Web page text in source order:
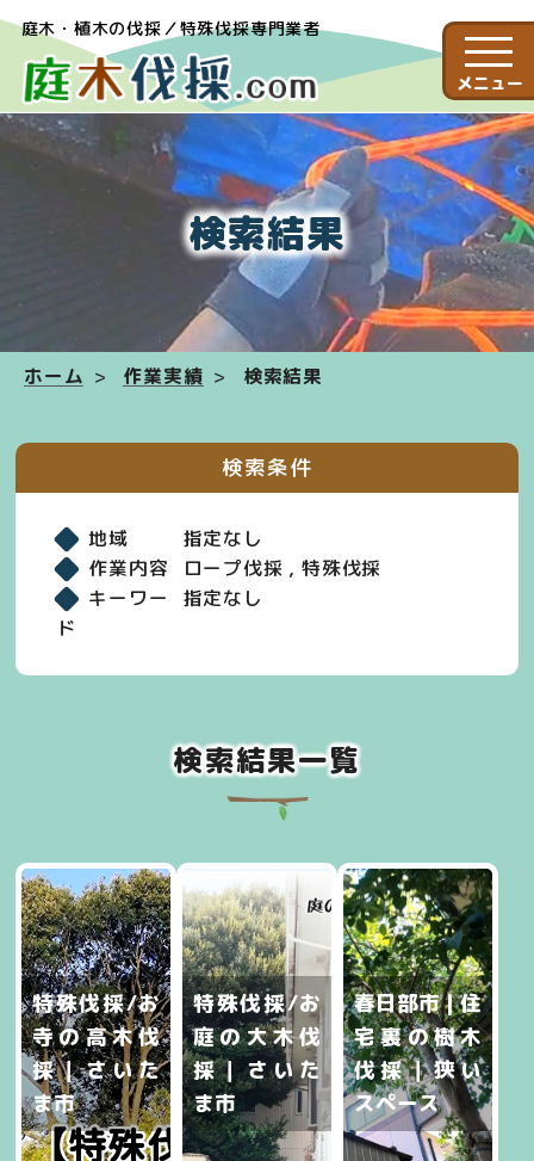
庭木・植木の伐採／特殊伐採専門業者
検索結果
ホーム 作業実績 検索結果
メニュー
検索条件
地域
指定なし
作業内容
ロープ伐採 , 特殊伐採
キーワー
ド
指定なし
検索結果一覧
特殊伐採/お
寺の高木伐
採｜さいた
ま市
特殊伐採/お
庭の大木伐
採｜さいた
ま市
春日部市 | 住
宅裏の樹木
伐採｜狭い
スペース